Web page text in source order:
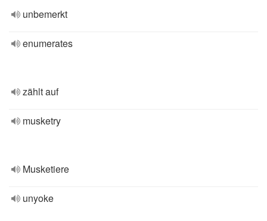
unbemerkt
enumerates
zählt auf
musketry
Musketiere
unyoke